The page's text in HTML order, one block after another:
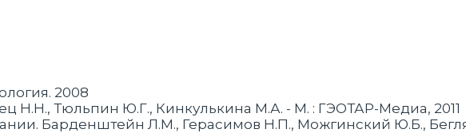
2008
Н.Н., Тюльпин Ю.Г., Кинкулькина М.А. - М. : ГЭОТАР-Медиа, 2011
Барденштейн Л.М., Герасимов Н.П., Можгинский Ю.Б.,